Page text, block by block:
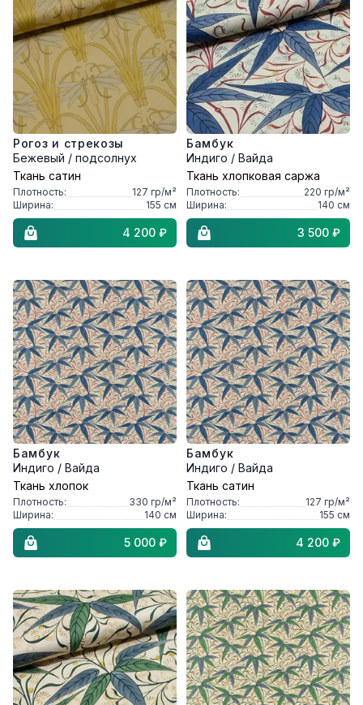
Рогоз и стрекозы
Бежевый / подсолнух
Ткань сатин
Плотность: 127 гр/м²
Ширина:
155 см
4 200 ₽
Бамбук
Индиго / Вайда
Ткань хлопковая саржа
Плотность: 220 гр/м²
Ширина:
140 см
3 500 ₽
Бамбук
Индиго / Вайда
Ткань хлопок
Плотность: 330 гр/м²
Ширина:
140 см
5 000 ₽
Бамбук
Индиго / Вайда
Ткань сатин
Плотность: 127 гр/м²
Ширина:
155 см
4 200 ₽